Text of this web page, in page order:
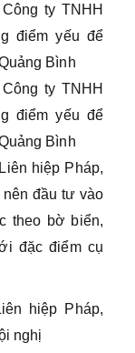
ty TNHH
điểm yếu để
Bình
ty TNHH
điểm yếu để
Bình
hiệp Pháp,
đầu tư vào
theo bờ biển,
đặc điểm cụ
hiệp Pháp,
nghị